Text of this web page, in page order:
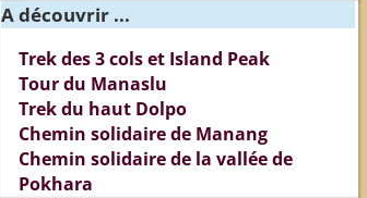
A découvrir ...
Trek des 3 cols et Island Peak
Tour du Manaslu
Trek du haut Dolpo
Chemin solidaire de Manang
Chemin solidaire de la vallée de
Pokhara